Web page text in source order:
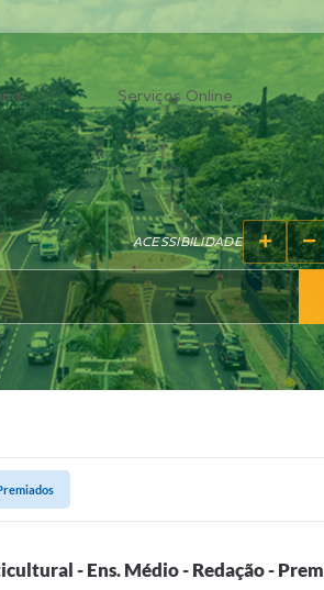
Serviços Online
ACESSIBILIDADE
- Ens. Médio - Redação -